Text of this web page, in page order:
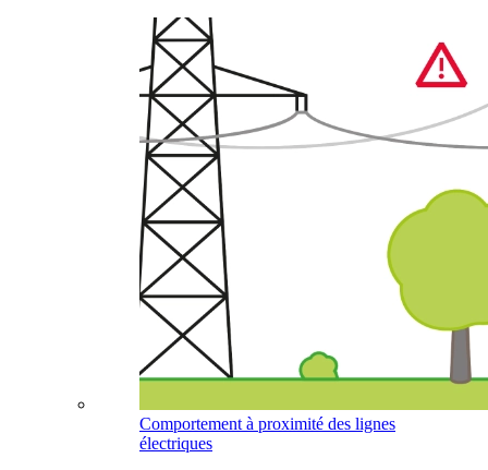
Comportement à proximité des lignes
électriques